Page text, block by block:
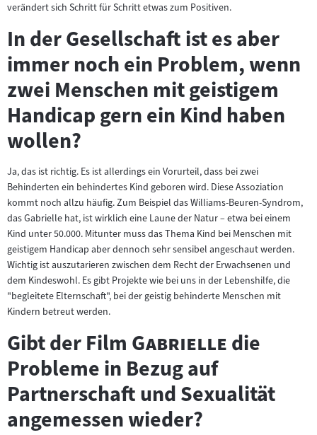
verändert sich Schritt für Schritt etwas zum Positiven.
In der Gesellschaft ist es aber
immer noch ein Problem, wenn
zwei Menschen mit geistigem
Handicap gern ein Kind haben
wollen?
Ja, das ist richtig. Es ist allerdings ein Vorurteil, dass bei zwei
Behinderten ein behindertes Kind geboren wird. Diese Assoziation
kommt noch allzu häufig. Zum Beispiel das Williams-Beuren-Syndrom,
das Gabrielle hat, ist wirklich eine Laune der Natur – etwa bei einem
Kind unter 50.000. Mitunter muss das Thema Kind bei Menschen mit
geistigem Handicap aber dennoch sehr sensibel angeschaut werden.
Wichtig ist auszutarieren zwischen dem Recht der Erwachsenen und
dem Kindeswohl. Es gibt Projekte wie bei uns in der Lebenshilfe, die
"begleitete Elternschaft", bei der geistig behinderte Menschen mit
Kindern betreut werden.
Gibt der Film "
Gabrielle "
die
Probleme in Bezug auf
Partnerschaft und Sexualität
angemessen wieder?